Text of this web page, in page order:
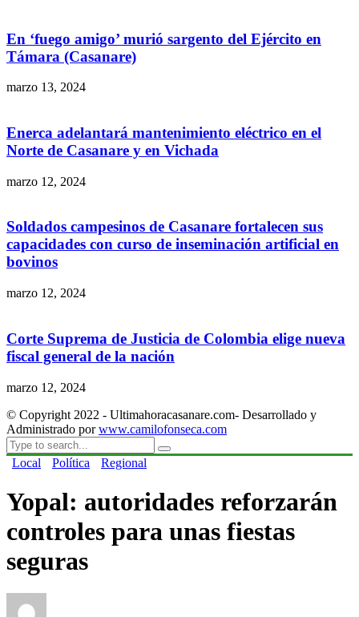
En ‘fuego amigo’ murió sargento del Ejército en
Támara (Casanare)
marzo 13, 2024
Enerca adelantará mantenimiento eléctrico en el
Norte de Casanare y en Vichada
marzo 12, 2024
Soldados campesinos de Casanare fortalecen sus
capacidades con curso de inseminación artificial en
bovinos
marzo 12, 2024
Corte Suprema de Justicia de Colombia elige nueva
fiscal general de la nación
marzo 12, 2024
© Copyright 2022 - Ultimahoracasanare.com- Desarrollado y
Administrado porwww.camilofonseca.com
Local Política Regional
Yopal: autoridades reforzarán
controles para unas fiestas
seguras